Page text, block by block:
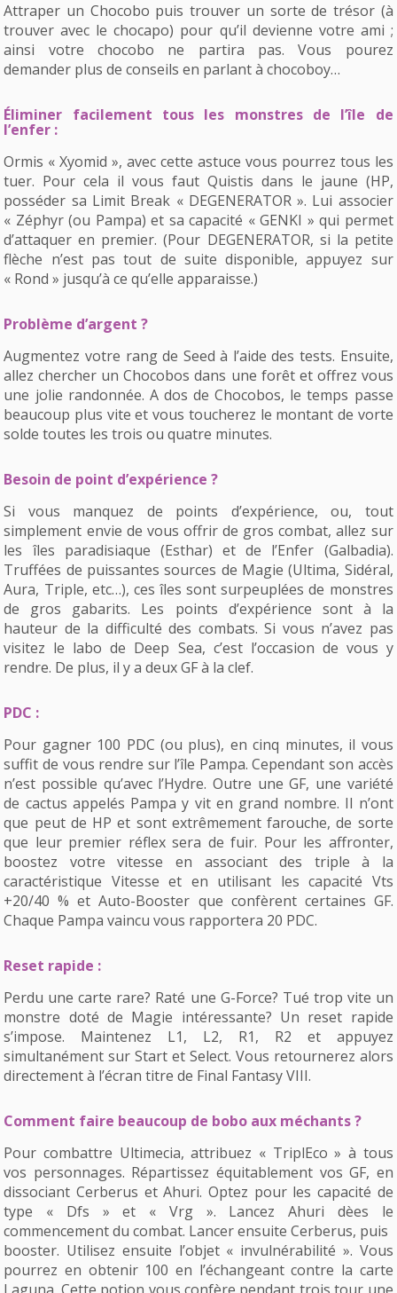
Attraper un Chocobo puis trouver un sorte de trésor (à
trouver avec le chocapo) pour qu’il devienne votre ami ;
ainsi votre chocobo ne partira pas. Vous pourez
demander plus de conseils en parlant à chocoboy…
Éliminer facilement tous les monstres de l’île de
l’enfer :
Ormis « Xyomid », avec cette astuce vous pourrez tous les
tuer. Pour cela il vous faut Quistis dans le jaune (HP,
posséder sa Limit Break « DEGENERATOR ». Lui associer
« Zéphyr (ou Pampa) et sa capacité « GENKI » qui permet
d’attaquer en premier. (Pour DEGENERATOR, si la petite
flèche n’est pas tout de suite disponible, appuyez sur
« Rond » jusqu’à ce qu’elle apparaisse.)
Problème d’argent ?
Augmentez votre rang de Seed à l’aide des tests. Ensuite,
allez chercher un Chocobos dans une forêt et offrez vous
une jolie randonnée. A dos de Chocobos, le temps passe
beaucoup plus vite et vous toucherez le montant de vorte
solde toutes les trois ou quatre minutes.
Besoin de point d’expérience ?
Si vous manquez de points d’expérience, ou, tout
simplement envie de vous offrir de gros combat, allez sur
les îles paradisiaque (Esthar) et de l’Enfer (Galbadia).
Truffées de puissantes sources de Magie (Ultima, Sidéral,
Aura, Triple, etc…), ces îles sont surpeuplées de monstres
de gros gabarits. Les points d’expérience sont à la
hauteur de la difficulté des combats. Si vous n’avez pas
visitez le labo de Deep Sea, c’est l’occasion de vous y
rendre. De plus, il y a deux GF à la clef.
PDC :
Pour gagner 100 PDC (ou plus), en cinq minutes, il vous
suffit de vous rendre sur l’île Pampa. Cependant son accès
n’est possible qu’avec l’Hydre. Outre une GF, une variété
de cactus appelés Pampa y vit en grand nombre. Il n’ont
que peut de HP et sont extrêmement farouche, de sorte
que leur premier réflex sera de fuir. Pour les affronter,
boostez votre vitesse en associant des triple à la
caractéristique Vitesse et en utilisant les capacité Vts
+20/40 % et Auto-Booster que confèrent certaines GF.
Chaque Pampa vaincu vous rapportera 20 PDC.
Reset rapide :
Perdu une carte rare? Raté une G-Force? Tué trop vite un
monstre doté de Magie intéressante? Un reset rapide
s’impose. Maintenez L1, L2, R1, R2 et appuyez
simultanément sur Start et Select. Vous retournerez alors
directement à l’écran titre de Final Fantasy VIII.
Comment faire beaucoup de bobo aux méchants ?
Pour combattre Ultimecia, attribuez « TriplEco » à tous
vos personnages. Répartissez équitablement vos GF, en
dissociant Cerberus et Ahuri. Optez pour les capacité de
type « Dfs » et « Vrg ». Lancez Ahuri dèes le
commencement du combat. Lancer ensuite Cerberus, puis
booster. Utilisez ensuite l’objet « invulnérabilité ». Vous
pourrez en obtenir 100 en l’échangeant contre la carte